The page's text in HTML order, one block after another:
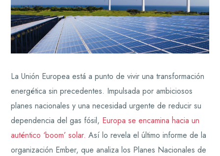
La Unión Europea está a punto de vivir una transformación
energética sin precedentes. Impulsada por ambiciosos
planes nacionales y una necesidad urgente de reducir su
dependencia del gas fósil, Europa se encamina hacia un
auténtico ‘boom’ solar. Así lo revela el último informe de la
organización Ember, que analiza los Planes Nacionales de